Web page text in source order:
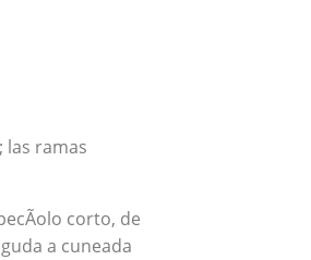
las ramas
corto, de
a cuneada